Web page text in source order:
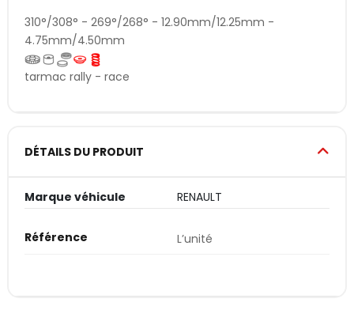
310°/308° - 269°/268° - 12.90mm/12.25mm -
4.75mm/4.50mm
tarmac rally - race
DÉTAILS DU PRODUIT
Marque véhicule RENAULT
Référence L’unité